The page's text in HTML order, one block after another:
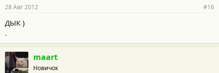
28 Авг 2012 #16
ДЫК )
.
maart
Новичок